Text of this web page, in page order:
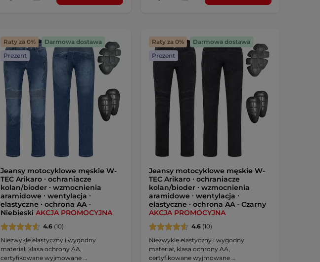
Raty za 0%
Darmowa dostawa
Prezent
Jeansy motocyklowe męskie W-
TEC Arikaro ∙ ochraniacze
kolan/bioder ∙ wzmocnienia
aramidowe ∙ wentylacja ∙
elastyczne ∙ ochrona AA -
Niebieski AKCJA PROMOCYJNA
4.6(10)
Niezwykle elastyczny i wygodny
materiał, klasa ochrony AA,
certyfikowane wyjmowane …
Raty za 0%
Darmowa dostawa
Prezent
Jeansy motocyklowe męskie W-
TEC Arikaro ∙ ochraniacze
kolan/bioder ∙ wzmocnienia
aramidowe ∙ wentylacja ∙
elastyczne ∙ ochrona AA - Czarny
AKCJA PROMOCYJNA
4.6(10)
Niezwykle elastyczny i wygodny
materiał, klasa ochrony AA,
certyfikowane wyjmowane …